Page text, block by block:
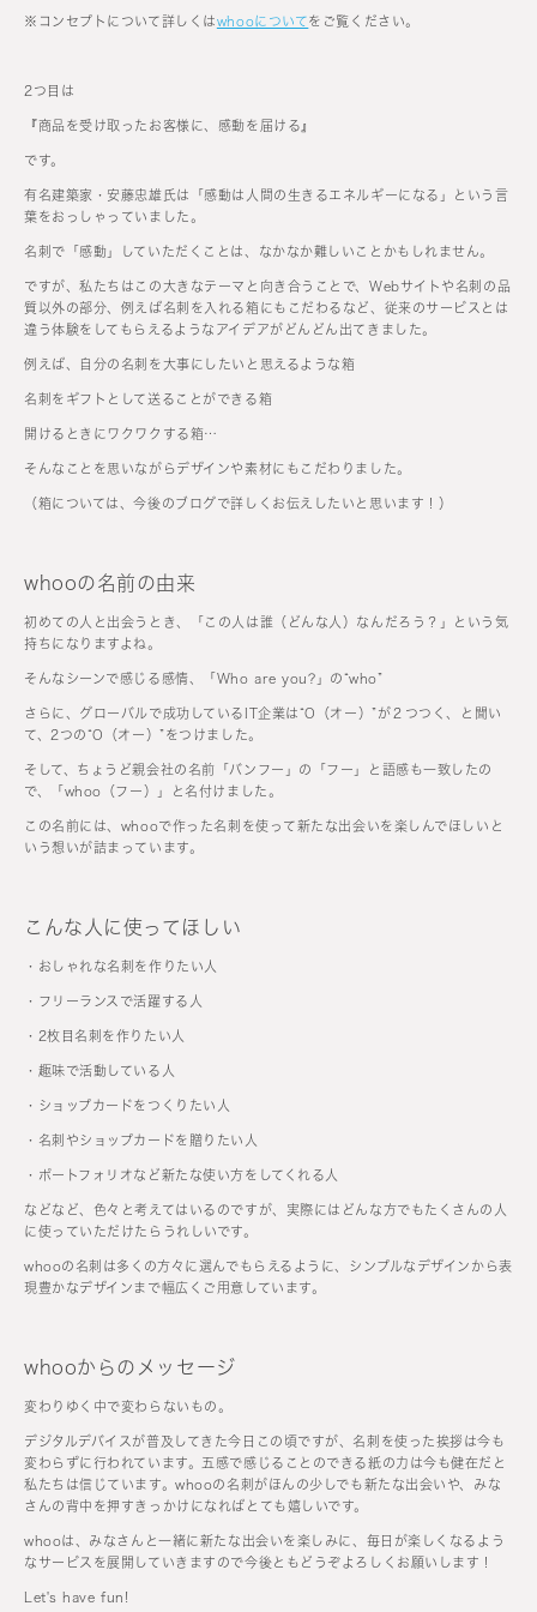
※コンセプトについて詳しくはwhooについてをご覧ください。
2つ目は
『商品を受け取ったお客様に、感動を届ける』
です。
有名建築家・安藤忠雄氏は「感動は人間の生きるエネルギーになる」という言
葉をおっしゃっていました。
名刺で「感動」していただくことは、なかなか難しいことかもしれません。
ですが、私たちはこの大きなテーマと向き合うことで、Webサイトや名刺の品
質以外の部分、例えば名刺を入れる箱にもこだわるなど、従来のサービスとは
違う体験をしてもらえるようなアイデアがどんどん出てきました。
例えば、自分の名刺を大事にしたいと思えるような箱
名刺をギフトとして送ることができる箱
開けるときにワクワクする箱…
そんなことを思いながらデザインや素材にもこだわりました。
（箱については、今後のブログで詳しくお伝えしたいと思います！）
whooの名前の由来
初めての人と出会うとき、「この人は誰（どんな人）なんだろう？」という気
持ちになりますよね。
そんなシーンで感じる感情、「Who are you?」の“who”
さらに、グローバルで成功しているIT企業は“O（オー）”が２つつく、と聞い
て、2つの“O（オー）”をつけました。
そして、ちょうど親会社の名前「バンフー」の「フー」と語感も一致したの
で、「whoo（フー）」と名付けました。
この名前には、whooで作った名刺を使って新たな出会いを楽しんでほしいと
いう想いが詰まっています。
こんな人に使ってほしい
・おしゃれな名刺を作りたい人
・フリーランスで活躍する人
・2枚目名刺を作りたい人
・趣味で活動している人
・ショップカードをつくりたい人
・名刺やショップカードを贈りたい人
・ポートフォリオなど新たな使い方をしてくれる人
などなど、色々と考えてはいるのですが、実際にはどんな方でもたくさんの人
に使っていただけたらうれしいです。
whooの名刺は多くの方々に選んでもらえるように、シンプルなデザインから表
現豊かなデザインまで幅広くご用意しています。
whooからのメッセージ
変わりゆく中で変わらないもの。
デジタルデバイスが普及してきた今日この頃ですが、名刺を使った挨拶は今も
変わらずに行われています。五感で感じることのできる紙の力は今も健在だと
私たちは信じています。whooの名刺がほんの少しでも新たな出会いや、みな
さんの背中を押すきっかけになればとても嬉しいです。
whooは、みなさんと一緒に新たな出会いを楽しみに、毎日が楽しくなるよう
なサービスを展開していきますので今後ともどうぞよろしくお願いします！
Let's have fun!